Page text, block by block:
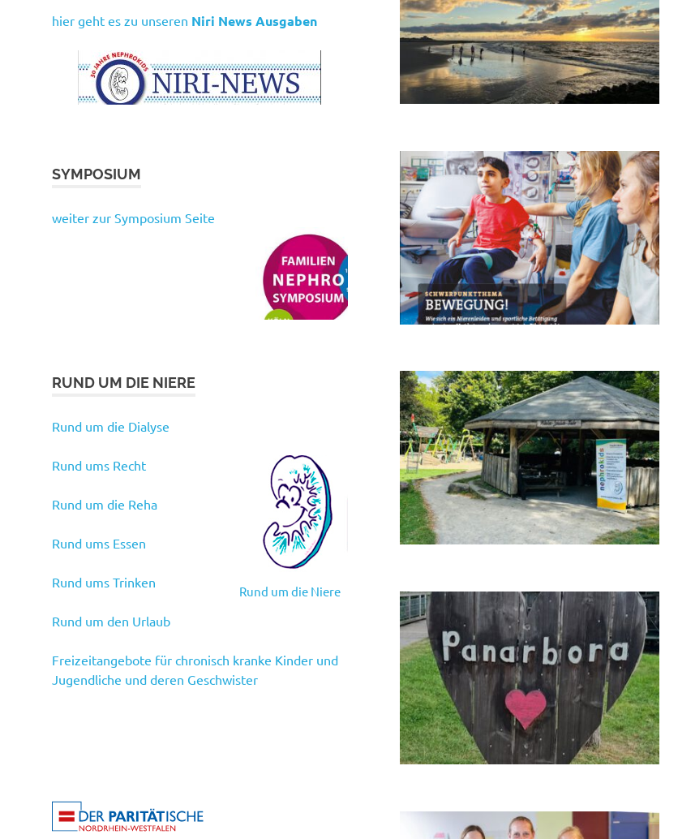
hier geht es zu unseren Niri News Ausgaben
SYMPOSIUM
weiter zur Symposium Seite
RUND UM DIE NIERE
Rund um die Dialyse
Rund um die Niere
Rund ums Recht
Rund um die Reha
Rund ums Essen
Rund ums Trinken
Rund um den Urlaub
Freizeitangebote für chronisch kranke Kinder und
Jugendliche und deren Geschwister